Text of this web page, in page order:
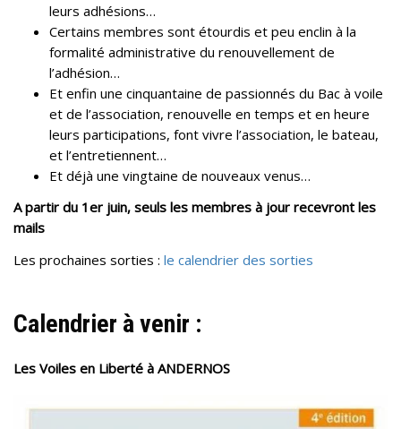
leurs adhésions…
Certains membres sont étourdis et peu enclin à la
formalité administrative du renouvellement de
l’adhésion…
Et enfin une cinquantaine de passionnés du Bac à voile
et de l’association, renouvelle en temps et en heure
leurs participations, font vivre l’association, le bateau,
et l’entretiennent…
Et déjà une vingtaine de nouveaux venus…
A partir du 1er juin, seuls les membres à jour recevront les
mails
Les prochaines sorties : le calendrier des sorties
Calendrier à venir :
Les Voiles en Liberté à ANDERNOS